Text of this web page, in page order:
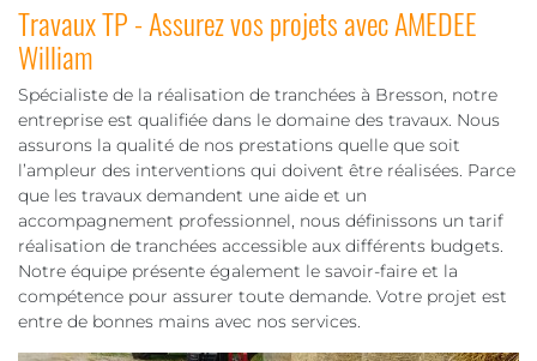
Travaux TP - Assurez vos projets avec AMEDEE
William
Spécialiste de la réalisation de tranchées à Bresson, notre
entreprise est qualifiée dans le domaine des travaux. Nous
assurons la qualité de nos prestations quelle que soit
l’ampleur des interventions qui doivent être réalisées. Parce
que les travaux demandent une aide et un
accompagnement professionnel, nous définissons un tarif
réalisation de tranchées accessible aux différents budgets.
Notre équipe présente également le savoir-faire et la
compétence pour assurer toute demande. Votre projet est
entre de bonnes mains avec nos services.